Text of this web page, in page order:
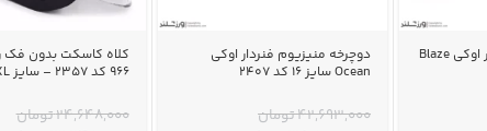
دوچرخه منیزیوم فنردار اوکی Blaze
دوچرخه منیزیوم فنردار اوکی
Ocean سایز 16 کد 2407
42,693,000تومان
کلاه کاسکت بدون فک
966 کد 2357 – سایز XL
24,648,000تومان